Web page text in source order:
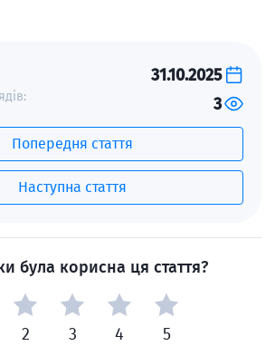
31.10.2025
3
Попередня стаття
Наступна стаття
була корисна ця стаття?
2 3 4 5